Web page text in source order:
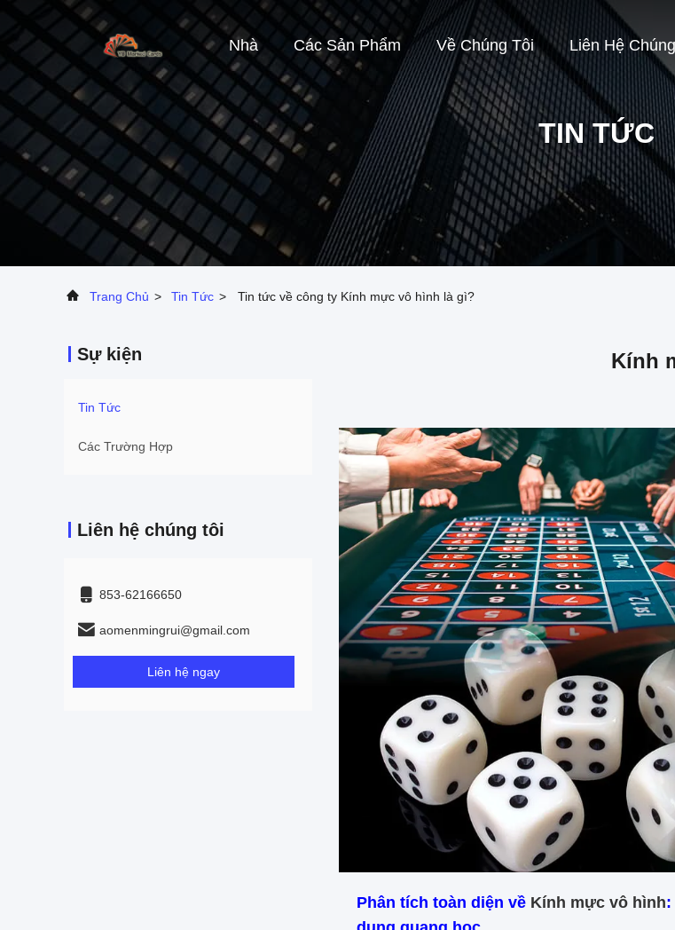
Nhà Các Sản Phẩm Về Chúng Tôi Liên Hệ
TIN TỨC
Trang Chủ > Tin Tức > Tin tức về công ty Kính mực vô hình là gì?
Sự kiện
Tin Tức
Các Trường Hợp
Liên hệ chúng tôi
853-62166650‬
aomenmingrui@gmail.com
Liên hệ ngay
Kính
Phân tích toàn diện về Kính mực vô hình: